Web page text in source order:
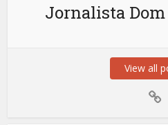
Jornalista
View all